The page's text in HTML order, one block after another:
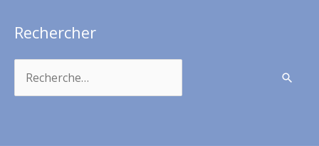
Rechercher